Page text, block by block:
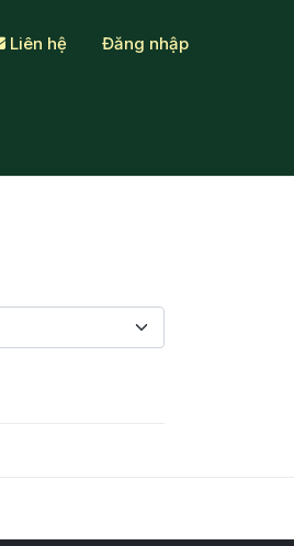
Liên hệ Đăng nhập